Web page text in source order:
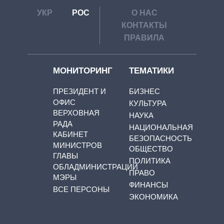
УКР РОС
О НАС
КОНТАКТЫ
ПРАВИЛА
МОНИТОРИНГ
ПРЕЗИДЕНТ И
ОФИС
ВЕРХОВНАЯ
РАДА
КАБИНЕТ
МИНИСТРОВ
ГЛАВЫ
ОБЛАДМИНИСТРАЦИЙ
МЭРЫ
ВСЕ ПЕРСОНЫ
ТЕМАТИКИ
БИЗНЕС
КУЛЬТУРА
НАУКА
НАЦИОНАЛЬНАЯ
БЕЗОПАСНОСТЬ
ОБЩЕСТВО
ПОЛИТИКА
ПРАВО
ФИНАНСЫ
ЭКОНОМИКА